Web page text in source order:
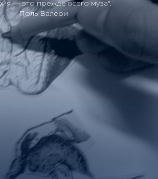
— это прежде всего муза".
Поль Валери